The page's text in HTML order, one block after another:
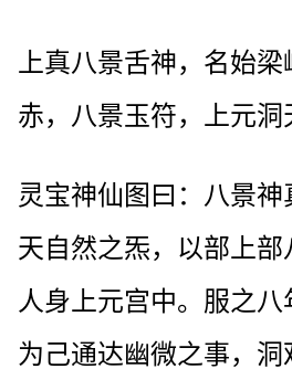
上真八景舌神，名始
赤，八景玉符，上元洞
灵宝神仙图曰：八景神
天自然之炁，以部上
人身上元宫中。服之八
为己通达幽微之事，